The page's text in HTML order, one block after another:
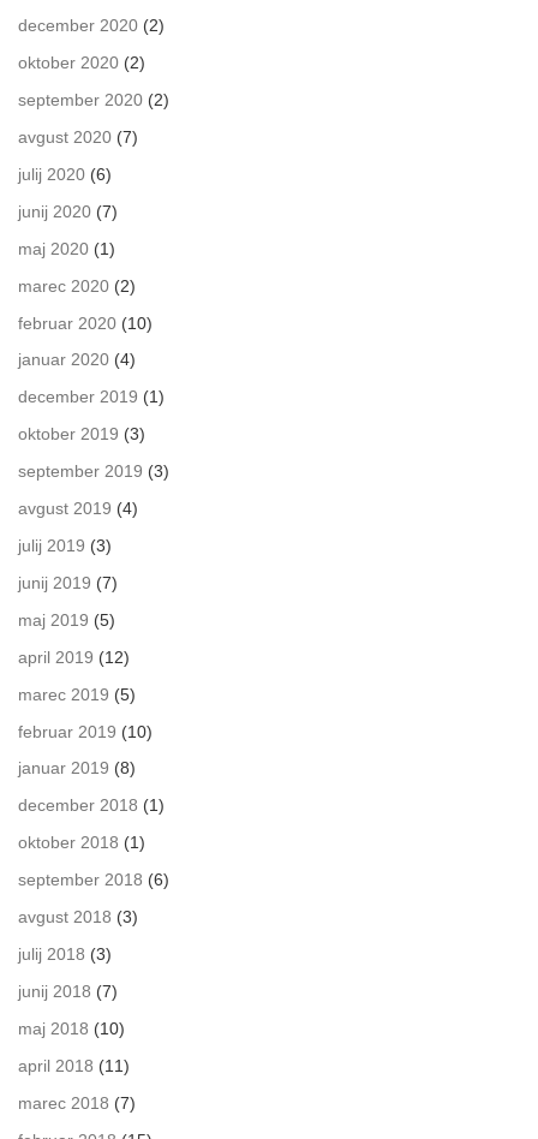
december 2020 (2)
oktober 2020 (2)
september 2020 (2)
avgust 2020 (7)
julij 2020 (6)
junij 2020 (7)
maj 2020 (1)
marec 2020 (2)
februar 2020 (10)
januar 2020 (4)
december 2019 (1)
oktober 2019 (3)
september 2019 (3)
avgust 2019 (4)
julij 2019 (3)
junij 2019 (7)
maj 2019 (5)
april 2019 (12)
marec 2019 (5)
februar 2019 (10)
januar 2019 (8)
december 2018 (1)
oktober 2018 (1)
september 2018 (6)
avgust 2018 (3)
julij 2018 (3)
junij 2018 (7)
maj 2018 (10)
april 2018 (11)
marec 2018 (7)